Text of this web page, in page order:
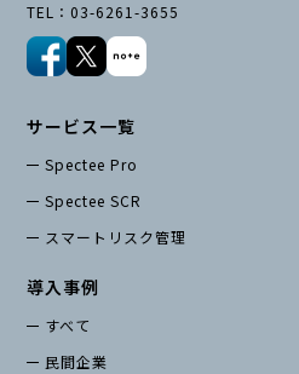
TEL：03-6261-3655
サービス一覧
Spectee Pro
Spectee SCR
スマートリスク管理
導入事例
すべて
民間企業